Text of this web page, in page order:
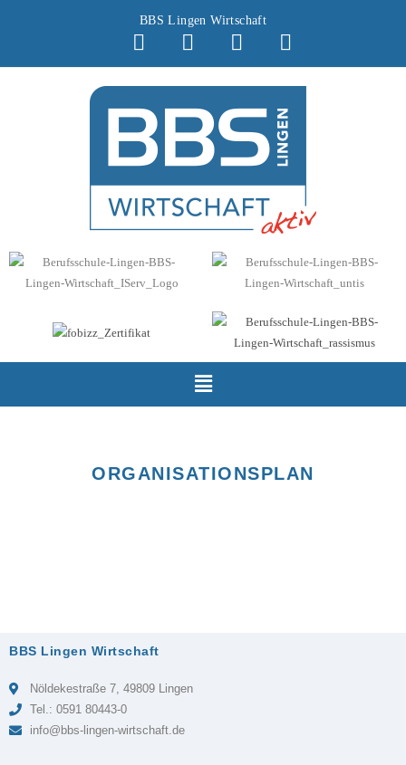
BBS Lingen Wirtschaft
ORGANISATIONSPLAN
BBS Lingen Wirtschaft
Nöldekestraße 7, 49809 Lingen
Tel.: 0591 80443-0
info@bbs-lingen-wirtschaft.de